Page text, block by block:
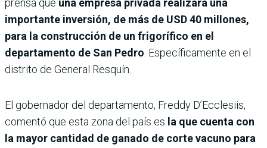
prensa que una empresa privada realizará una
importante inversión, de más de USD 40 millones,
para la construcción de un frigorífico en el
departamento de San Pedro. Específicamente en el
distrito de General Resquín.
El gobernador del departamento, Freddy D’Ecclesiis,
comentó que esta zona del país es la que cuenta con
la mayor cantidad de ganado de corte vacuno para